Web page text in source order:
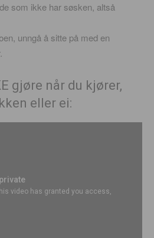
som ikke har søsken, altså
unngå å sitte på med en
gjøre når du kjører,
eller ei: